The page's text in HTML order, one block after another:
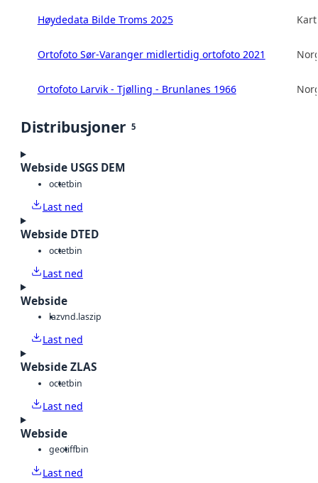
Høydedata Bilde Troms 2025
Ortofoto Sør-Varanger midlertidig ortofoto 2021
Ortofoto Larvik - Tjølling - Brunlanes 1966
Distribusjoner 5
Webside USGS DEM
octetbin
Last ned
Webside DTED
octetbin
Last ned
Webside
lazvnd.laszip
Last ned
Webside ZLAS
octetbin
Last ned
Webside
geotiffbin
Last ned